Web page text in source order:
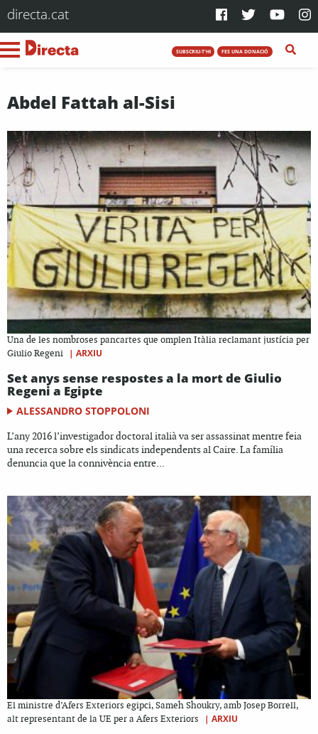
directa.cat
SUBSCRIU-T'HI FES UNA DONACIÓ
Abdel Fattah al-Sisi
Una de les nombroses pancartes que omplen Itàlia reclamant justícia per
Giulio Regeni
| ARXIU
Set anys sense respostes a la mort de Giulio
Regeni a Egipte
ALESSANDRO STOPPOLONI
L’any 2016 l’investigador doctoral italià va ser assassinat mentre feia
una recerca sobre els sindicats independents al Caire. La família
denuncia que la connivència entre...
El ministre d’Afers Exteriors egipci, Sameh Shoukry, amb Josep Borrell,
alt representant de la UE per a Afers Exteriors
| ARXIU